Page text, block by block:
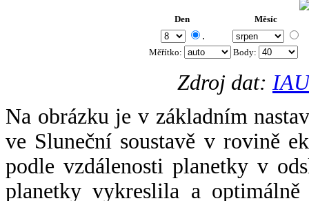
Den Měsíc
.
Měřítko: Body:
Zdroj dat:
Na obrázku je v základním
ve Sluneční soustavě v rovině
podle vzdálenosti planetky v
planetky vykreslila a